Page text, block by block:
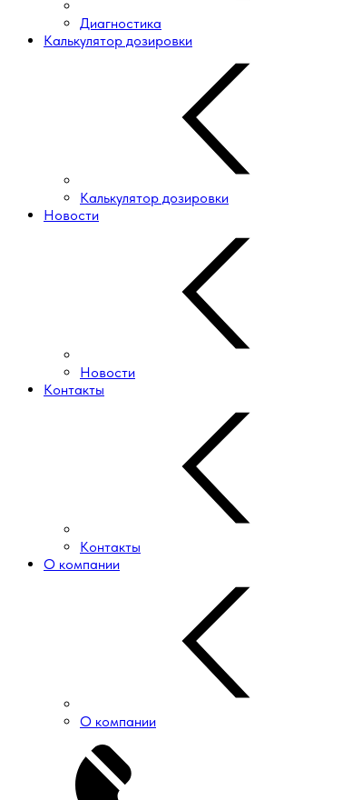
Диагностика
Калькулятор дозировки
Калькулятор дозировки
Новости
Новости
Контакты
Контакты
О компании
О компании